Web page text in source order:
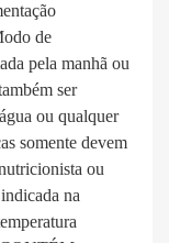
de
pela manhã ou
ser
ou qualquer
somente devem
ou
na